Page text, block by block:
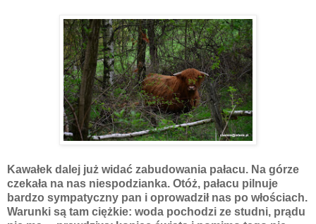
Kawałek dalej już widać zabudowania pałacu. Na górze
czekała na nas niespodzianka. Otóż, pałacu pilnuje
bardzo sympatyczny pan i oprowadził nas po włościach.
Warunki są tam ciężkie: woda pochodzi ze studni, prądu